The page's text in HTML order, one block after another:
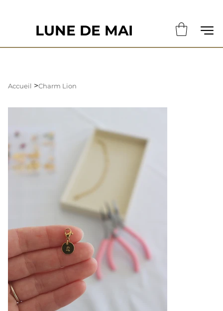
LUNE DE MAI
Accueil >Charm Lion